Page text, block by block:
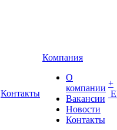
Контакты
Компания
О
компании
Вакансии
Новости
Контакты
+